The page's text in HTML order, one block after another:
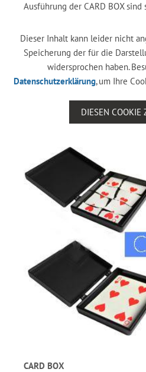
Ausführung der CARD BOX sind
Dieser Inhalt kann leider nicht
Speicherung der für die
widersprochen haben.
Datenschutzerklärung, um Ihre
DIESEN COOKIE
CARD BOX